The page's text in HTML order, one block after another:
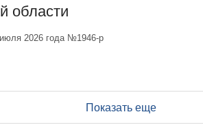
области
2026 года №1946-р
Показать еще